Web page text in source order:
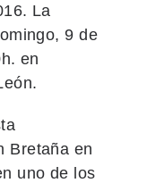
La
9 de
en
Bretaña en
uno de los